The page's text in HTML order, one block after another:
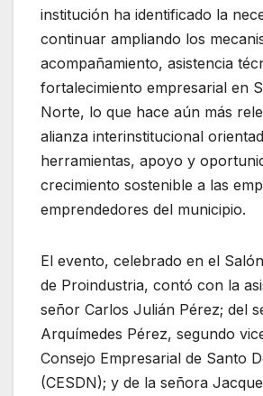
institución ha identificado la
continuar ampliando los
acompañamiento, asistencia
fortalecimiento empresarial en
Norte, lo que hace aún más
alianza interinstitucional
herramientas, apoyo y
crecimiento sostenible a las
emprendedores del municipio.
El evento, celebrado en el
de Proindustria, contó con la
señor Carlos Julián Pérez; del
Arquímedes Pérez, segundo
Consejo Empresarial de Santo
(CESDN); y de la señora